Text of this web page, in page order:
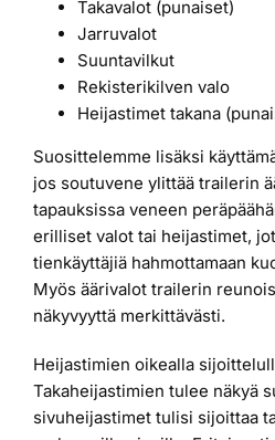
Takavalot (punaiset)
Jarruvalot
Suuntavilkut
Rekisterikilven valo
Heijastimet takana
Suosittelemme lisäksi
jos soutuvene ylittää trailerin
tapauksissa veneen
erilliset valot tai heijastimet,
tienkäyttäjiä hahmottamaan
Myös äärivalot trailerin
näkyvyyttä merkittävästi.
Heijastimien oikealla
Takaheijastimien tulee näkyä
sivuheijastimet tulisi sijoittaa